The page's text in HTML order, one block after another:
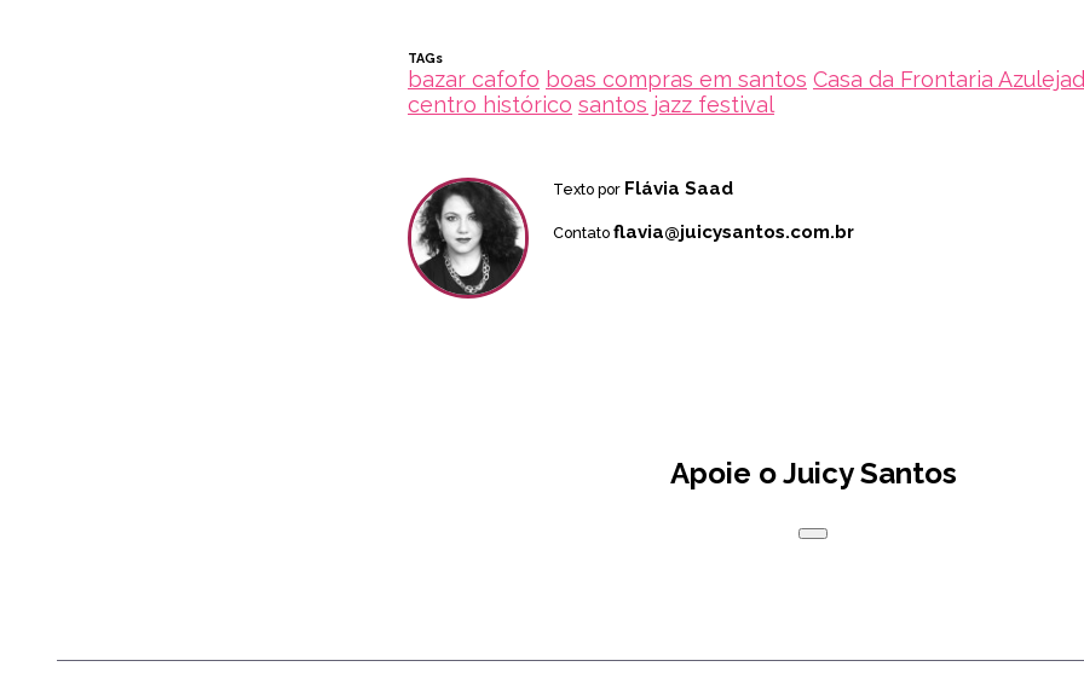
TAGs
bazar cafofo boas compras em santos Casa da Frontaria
centro histórico santos jazz festival
Texto por Flávia Saad
Contato flavia@juicysantos.com.br
Apoie o Juicy Santos